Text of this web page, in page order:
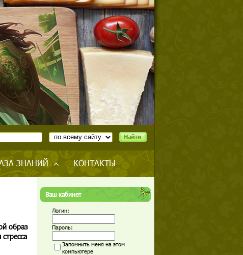
ЗНАНИЙ КОНТАКТЫ
образ
Ваш кабинет
Логин:
Пароль:
Запомнить меня на этом
компьютере